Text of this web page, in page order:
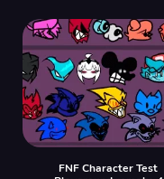
FNF Character Test